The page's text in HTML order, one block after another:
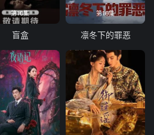
第10集
盲盒
第16集
凛冬下的罪恶